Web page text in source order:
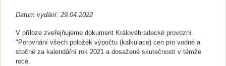
Datum vydání: 29.04.2022
V příloze zveřejňujeme dokument Královéhradecké provozní
"Porovnání všech položek výpočtu (kalkulace) cen pro vodné a
stočné za kalendářní rok 2021 a dosažené skutečnosti v témže
roce.